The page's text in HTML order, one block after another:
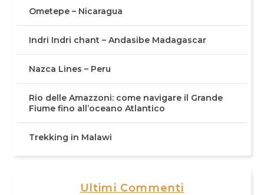
Ometepe – Nicaragua
Indri Indri chant – Andasibe Madagascar
Nazca Lines – Peru
Rio delle Amazzoni: come navigare il Grande
Fiume fino all’oceano Atlantico
Trekking in Malawi
Ultimi Commenti